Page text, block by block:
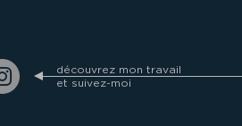
découvrez mon travail
et suivez-moi